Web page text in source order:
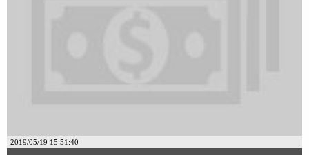
2019/05/19 15:51:40